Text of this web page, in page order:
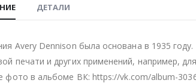
ДЕТАЛИ
Avery Dennison была основана в 1935
печати и других применений, например,
фото в альбоме ВК: https://vk.com/album-